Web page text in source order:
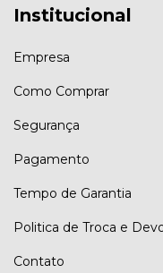
Institucional
Empresa
Como Comprar
Segurança
Pagamento
Tempo de Garantia
Politica de Troca e
Contato